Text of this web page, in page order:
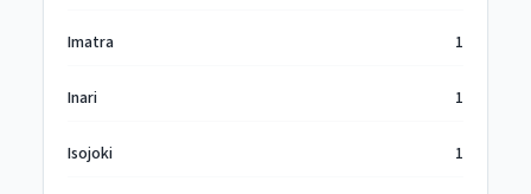
Imatra 1
Inari 1
Isojoki 1